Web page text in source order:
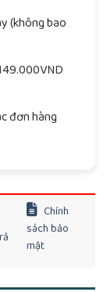
(không bao
đơn hàng
Chính
sách bảo
mật